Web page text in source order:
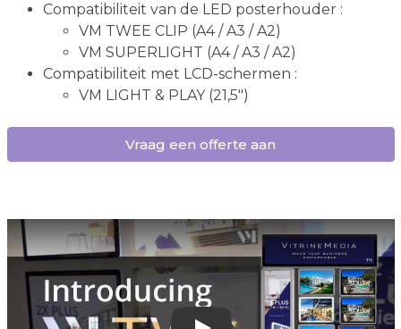
Compatibiliteit van de LED posterhouder :
VM TWEE CLIP (A4 / A3 / A2)
VM SUPERLIGHT (A4 / A3 / A2)
Compatibiliteit met LCD-schermen :
VM LIGHT & PLAY (21,5")
Vraag een offerte aan